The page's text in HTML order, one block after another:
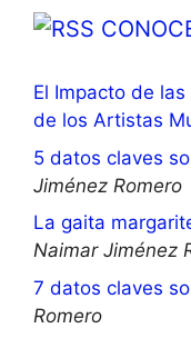
El Impacto de
de los Artistas
5 datos claves
Jiménez Romero
La gaita
Naimar Jiménez
7 datos claves
Romero